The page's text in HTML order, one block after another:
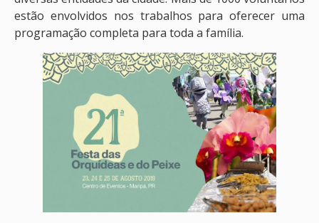
estão envolvidos nos trabalhos para oferecer uma
programação completa para toda a família.